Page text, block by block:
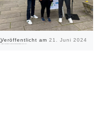
Veröffentlicht am 21. Juni 2024